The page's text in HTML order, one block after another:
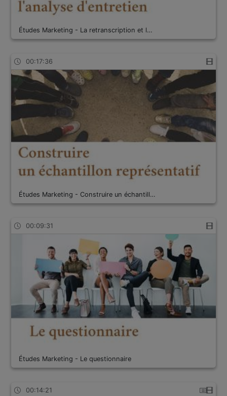
Études Marketing - La retranscription et l…
00:17:36
Études Marketing - Construire un échantill…
00:09:31
Études Marketing - Le questionnaire
00:14:21